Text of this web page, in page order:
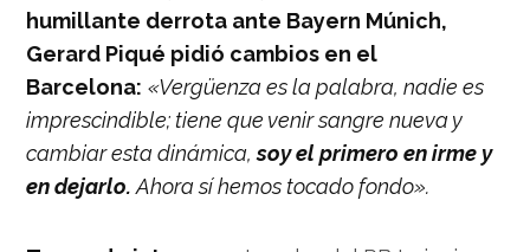
humillante derrota ante Bayern Múnich,
Gerard Piqué pidió cambios en el
Barcelona: «Vergüenza es la palabra, nadie es
imprescindible; tiene que venir sangre nueva y
cambiar esta dinámica,soy el primero en irme y
en dejarlo. Ahora sí hemos tocado fondo».